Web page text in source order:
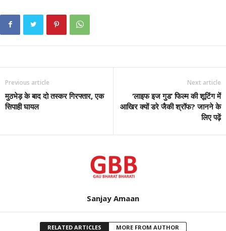
Previous article
मुठभेड़ के बाद दो तस्कर गिरफ्तार, एक
सिपाही घायल
Next article
‘लाइफ इज गुड’ फिल्म की शूटिंग में
आखिर क्यों डरे जैकी श्रॉफ? जानने के
लिए पढ़ें
Sanjay Amaan
RELATED ARTICLES MORE FROM AUTHOR